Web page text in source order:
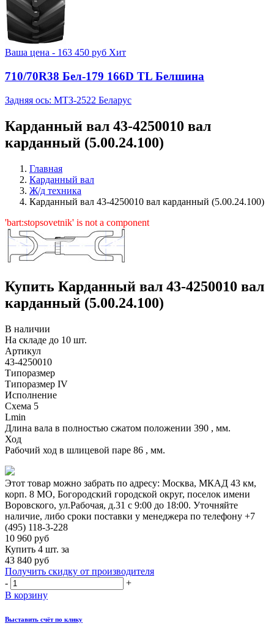
Ваша цена - 163 450 руб Хит
710/70R38 Бел-179 166D TL Белшина
Задняя ось: МТЗ-2522 Беларус
Карданный вал 43-4250010 вал
карданный (5.00.24.100)
Главная
Карданный вал
Ж/д техника
Карданный вал 43-4250010 вал карданный (5.00.24.100)
'bart:stopsovetnik' is not a component
Купить Карданный вал 43-4250010 вал
карданный (5.00.24.100)
В наличии
На складе до 10 шт.
Артикул
43-4250010
Типоразмер
Типоразмер IV
Исполнение
Схема 5
Lmin
Длина вала в полностью сжатом положении 390 , мм.
Ход
Рабочий ход в шлицевой паре 86 , мм.
Этот товар можно забрать по адресу: Москва, МКАД 43 км,
корп. 8 МО, Богородский городской округ, поселок имени
Воровского, ул.Рабочая, д.31 с 9:00 до 18:00. Уточняйте
наличие, либо сроки поставки у менеджера по телефону +7
(495) 118-3-228
10 960 руб
Купить 4 шт. за
43 840 руб
Получить скидку от производителя
-
+
В корзину
Выставить счёт по клику